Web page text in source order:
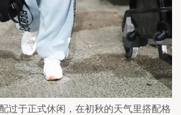
过于正式休闲，在初秋的天气里搭配格